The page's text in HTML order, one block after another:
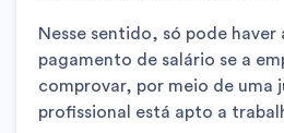
Nesse sentido, só pode haver
pagamento de salário se a
comprovar, por meio de uma
profissional está apto a